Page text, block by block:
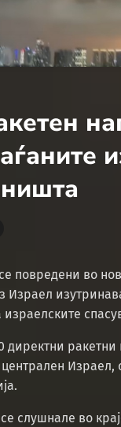
повредени во
Израел
израелските
директни ракетни
Израел,
слушнале во